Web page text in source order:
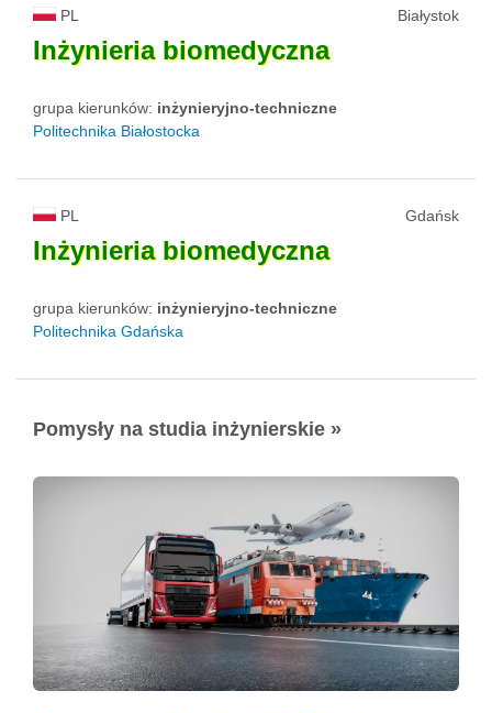
PL Białystok
Inżynieria biomedyczna
grupa kierunków: inżynieryjno-techniczne
Politechnika Białostocka
PL Gdańsk
Inżynieria biomedyczna
grupa kierunków: inżynieryjno-techniczne
Politechnika Gdańska
Pomysły na studia inżynierskie »